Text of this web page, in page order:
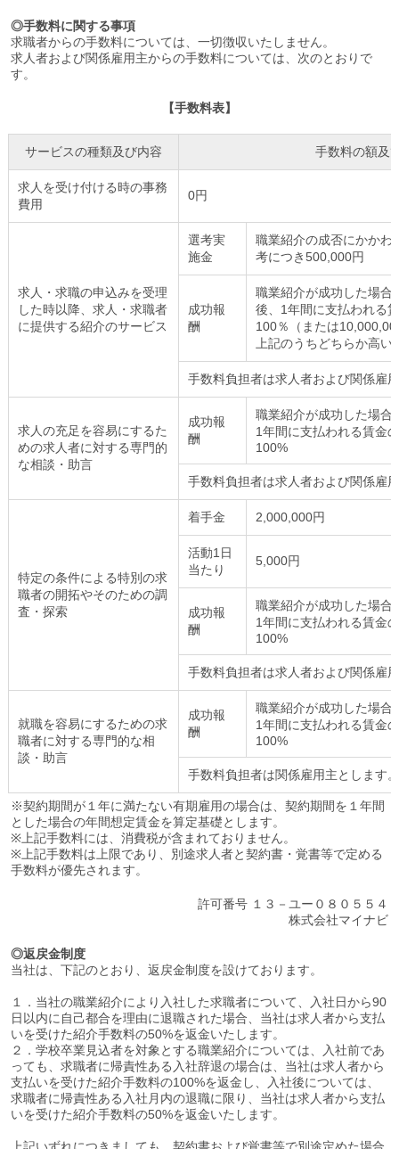
◎手数料に関する事項
求職者からの手数料については、一切徴収いたしません。
求人者および関係雇用主からの手数料については、次のとおりで
す。
【手数料表】
サービスの種類及び内容 手数料の額及
求人を受け付ける時の事務
費用
0円
求人・求職の申込みを受理
した時以降、求人・求職者
に提供する紹介のサービス
選考実
施金
職業紹介の成否にかかわ
考につき500,000円
成功報
酬
職業紹介が成功した場合
後、1年間に支払われる
100％（または
上記のうちどちらか高い
手数料負担者は求人者および関係雇
求人の充足を容易にするた
めの求人者に対する専門的
な相談・助言
成功報
酬
職業紹介が成功した場合
1年間に支払われる賃金の
100%
手数料負担者は求人者および関係雇
特定の条件による特別の求
職者の開拓やそのための調
査・探索
着手金 2,000,000円
活動1日
当たり
5,000円
成功報
酬
職業紹介が成功した場合
1年間に支払われる賃金の
100%
手数料負担者は求人者および関係雇
就職を容易にするための求
職者に対する専門的な相
談・助言
成功報
酬
職業紹介が成功した場合
1年間に支払われる賃金の
100%
手数料負担者は関係雇用主とします。
※契約期間が１年に満たない有期雇用の場合は、契約期間を１年間
とした場合の年間想定賃金を算定基礎とします。
※上記手数料には、消費税が含まれておりません。
※上記手数料は上限であり、別途求人者と契約書・覚書等で定める
手数料が優先されます。
許可番号 １３－ユー０８０５５４
株式会社マイナビ
◎返戻金制度
当社は、下記のとおり、返戻金制度を設けております。
１．当社の職業紹介により入社した求職者について、入社日から90
日以内に自己都合を理由に退職された場合、当社は求人者から支払
いを受けた紹介手数料の50%を返金いたします。
２．学校卒業見込者を対象とする職業紹介については、入社前であ
っても、求職者に帰責性ある入社辞退の場合は、当社は求人者から
支払いを受けた紹介手数料の100%を返金し、入社後については、
求職者に帰責性ある入社月内の退職に限り、当社は求人者から支払
いを受けた紹介手数料の50%を返金いたします。
上記いずれにつきましても、契約書および覚書等で別途定めた場合